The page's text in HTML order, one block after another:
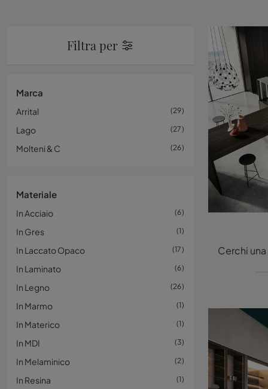
Filtra per
Marca
Arrital 29
Lago 27
Molteni & C 26
Materiale
In Acciaio 6
In Gres 1
In Laccato Opaco 17
In Laminato 6
In Legno 26
In Marmo 1
In Materico 1
In MDI 3
In Melaminico 2
In Resina 1